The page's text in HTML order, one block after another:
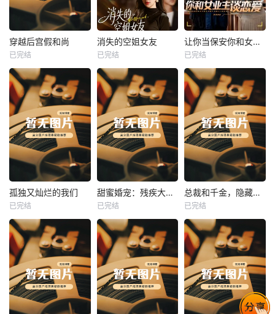
热播
未知
穿越后宫假和尚
已完结
热播
未知
消失的空姐女友
已完结
热播
未知
让你当保安你和女业主谈恋爱
已完结
热播
未知
孤独又灿烂的我们
已完结
热播
未知
甜蜜婚宠：残疾大佬夜夜撩
已完结
热播
未知
总裁和千金，隐藏身份闪婚了
已完结